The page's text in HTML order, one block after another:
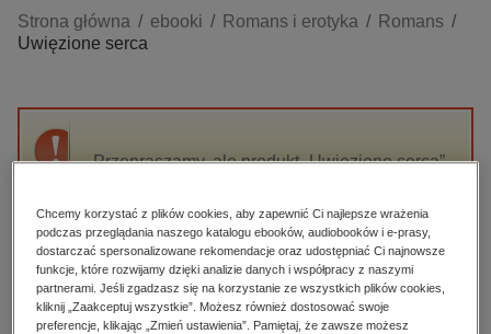
Kategorie
Zobacz wszystkie E-prasa
budownictwo, aranżacja wnętrz
darmowe wydania
edukacja
hobby, sport, rozrywka
komputery, internet, technologie, informatyka
Strona główna ebooki Romans i erotyka
Romans
Uwięzione serca
Przepraszamy, ale produkt „Uwięzione serca”
High-contrast mode
Polecane
Chcemy korzystać z plików cookies, aby zapewnić Ci najlepsze wrażenia
podczas przeglądania naszego katalogu ebooków, audiobooków i e-prasy,
dostarczać spersonalizowane rekomendacje oraz udostępniać Ci najnowsze
funkcje, które rozwijamy dzięki analizie danych i współpracy z naszymi
partnerami. Jeśli zgadzasz się na korzystanie ze wszystkich plików cookies,
kliknij „Zaakceptuj wszystkie”. Możesz również dostosować swoje
preferencje, klikając „Zmień ustawienia”. Pamiętaj, że zawsze możesz